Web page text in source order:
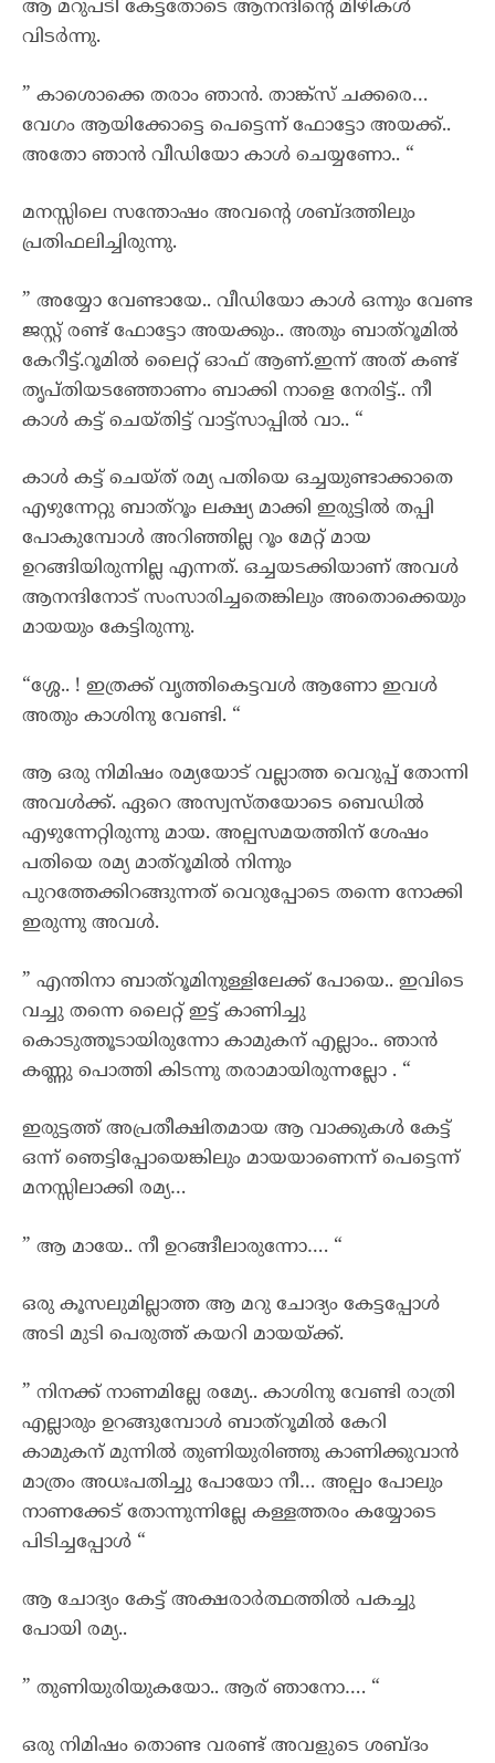
ആ മറുപടി കേട്ടതോടെ ആനന്ദിന്റെ മിഴികൾ
വിടർന്നു.
” കാശൊക്കെ തരാം ഞാൻ. താങ്ക്‌സ് ചക്കരെ…
വേഗം ആയിക്കോട്ടെ പെട്ടെന്ന് ഫോട്ടോ അയക്ക്..
അതോ ഞാൻ വീഡിയോ കാൾ ചെയ്യണോ.. “
മനസ്സിലെ സന്തോഷം അവന്റെ ശബ്ദത്തിലും
പ്രതിഫലിച്ചിരുന്നു.
” അയ്യോ വേണ്ടായേ.. വീഡിയോ കാൾ ഒന്നും വേണ്ട
ജസ്റ്റ് രണ്ട് ഫോട്ടോ അയക്കും.. അതും ബാത്‌റൂമിൽ
കേറീട്ട്.റൂമിൽ ലൈറ്റ് ഓഫ്‌ ആണ്.ഇന്ന് അത് കണ്ട്
തൃപ്തിയടഞ്ഞോണം ബാക്കി നാളെ നേരിട്ട്.. നീ
കാൾ കട്ട് ചെയ്തിട്ട് വാട്ട്സാപ്പിൽ വാ.. “
കാൾ കട്ട് ചെയ്ത് രമ്യ പതിയെ ഒച്ചയുണ്ടാക്കാതെ
എഴുന്നേറ്റു ബാത്റൂം ലക്ഷ്യ മാക്കി ഇരുട്ടിൽ തപ്പി
പോകുമ്പോൾ അറിഞ്ഞില്ല റൂം മേറ്റ്‌ മായ
ഉറങ്ങിയിരുന്നില്ല എന്നത്. ഒച്ചയടക്കിയാണ് അവൾ
ആനന്ദിനോട് സംസാരിച്ചതെങ്കിലും അതൊക്കെയും
മായയും കേട്ടിരുന്നു.
“ശ്ശേ.. ! ഇത്രക്ക് വൃത്തികെട്ടവൾ ആണോ ഇവൾ
അതും കാശിനു വേണ്ടി. “
ആ ഒരു നിമിഷം രമ്യയോട് വല്ലാത്ത വെറുപ്പ് തോന്നി
അവൾക്ക്. ഏറെ അസ്വസ്തയോടെ ബെഡിൽ
എഴുന്നേറ്റിരുന്നു മായ. അല്പസമയത്തിന് ശേഷം
പതിയെ രമ്യ മാത്റൂമിൽ നിന്നും
പുറത്തേക്കിറങ്ങുന്നത് വെറുപ്പോടെ തന്നെ നോക്കി
ഇരുന്നു അവൾ.
” എന്തിനാ ബാത്‌റൂമിനുള്ളിലേക്ക് പോയെ.. ഇവിടെ
വച്ചു തന്നെ ലൈറ്റ് ഇട്ട് കാണിച്ചു
കൊടുത്തൂടായിരുന്നോ കാമുകന് എല്ലാം.. ഞാൻ
കണ്ണു പൊത്തി കിടന്നു തരാമായിരുന്നല്ലോ . “
ഇരുട്ടത്ത് അപ്രതീക്ഷിതമായ ആ വാക്കുകൾ കേട്ട്
ഒന്ന് ഞെട്ടിപ്പോയെങ്കിലും മായയാണെന്ന് പെട്ടെന്ന്
മനസ്സിലാക്കി രമ്യ…
” ആ മായേ.. നീ ഉറങ്ങീലാരുന്നോ…. “
ഒരു കൂസലുമില്ലാത്ത ആ മറു ചോദ്യം കേട്ടപ്പോൾ
അടി മുടി പെരുത്ത് കയറി മായയ്ക്ക്.
” നിനക്ക്‌ നാണമില്ലേ രമ്യേ.. കാശിനു വേണ്ടി രാത്രി
എല്ലാരും ഉറങ്ങുമ്പോൾ ബാത്‌റൂമിൽ കേറി
കാമുകന് മുന്നിൽ തുണിയുരിഞ്ഞു കാണിക്കുവാൻ
മാത്രം അധഃപതിച്ചു പോയോ നീ… അല്പം പോലും
നാണക്കേട് തോന്നുന്നില്ലേ കള്ളത്തരം കയ്യോടെ
പിടിച്ചപ്പോൾ “
ആ ചോദ്യം കേട്ട് അക്ഷരാർത്ഥത്തിൽ പകച്ചു
പോയി രമ്യ..
” തുണിയുരിയുകയോ.. ആര് ഞാനോ…. “
ഒരു നിമിഷം തൊണ്ട വരണ്ട് അവളുടെ ശബ്ദം